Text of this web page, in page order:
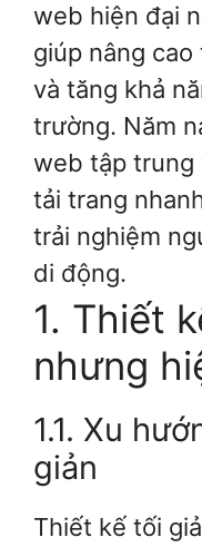
web hiện đại
giúp nâng
và tăng khả
trường. Năm
web tập trung
tải trang
trải nghiệm
di động.
1. Thiết
nhưng
1.1. Xu
giản
Thiết kế tối